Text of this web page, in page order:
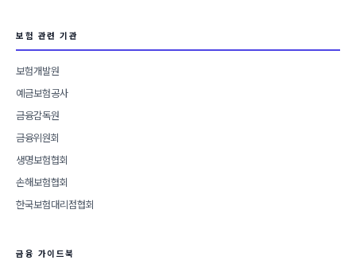
보험 관련 기관
보험개발원
예금보험공사
금융감독원
금융위원회
생명보험협회
손해보험협회
한국보험대리점협회
금융 가이드북